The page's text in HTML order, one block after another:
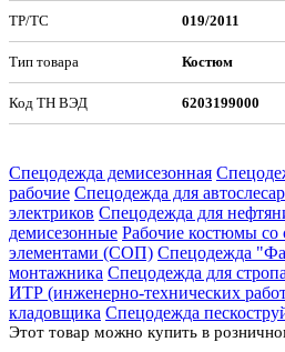
ТР/ТС 019/2011
Тип товара Костюм
Код ТН ВЭД 6203199000
Спецодежда демисезонная
рабочие Спецодежда для
электриков Спецодежда для
демисезонные Рабочие костюмы
элементами (СОП) Спецодежда
монтажника Спецодежда для
ИТР (инженерно-технических
кладовщика Спецодежда
Этот товар можно купить в